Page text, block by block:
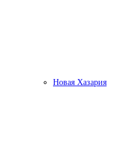
Новая Хазария